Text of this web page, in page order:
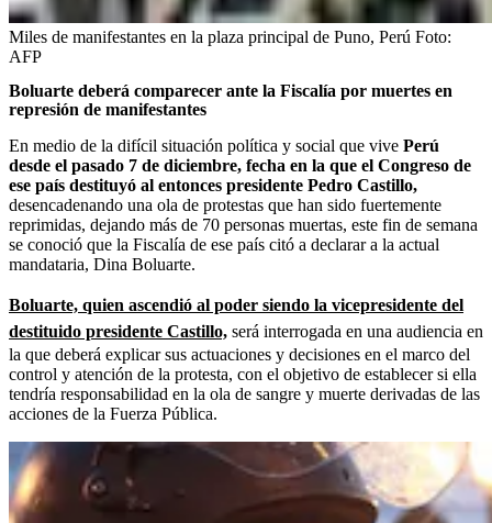
Miles de manifestantes en la plaza principal de Puno, Perú Foto:
AFP
Boluarte deberá comparecer ante la Fiscalía por muertes en
represión de manifestantes
En medio de la difícil situación política y social que vive Perú
desde el pasado 7 de diciembre, fecha en la que el Congreso de
ese país destituyó al entonces presidente Pedro Castillo,
desencadenando una ola de protestas que han sido fuertemente
reprimidas, dejando más de 70 personas muertas, este fin de semana
se conoció que la Fiscalía de ese país citó a declarar a la actual
mandataria, Dina Boluarte.
Boluarte, quien ascendió al poder siendo la vicepresidente del
destituido presidente Castillo, será interrogada en una audiencia en
la que deberá explicar sus actuaciones y decisiones en el marco del
control y atención de la protesta, con el objetivo de establecer si ella
tendría responsabilidad en la ola de sangre y muerte derivadas de las
acciones de la Fuerza Pública.